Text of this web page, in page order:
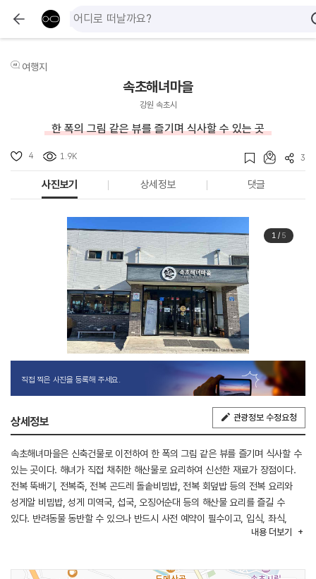
여행지
속초해녀마을
강원 속초시
한 폭의 그림 같은 뷰를 즐기며 식사할 수 있는 곳
4 1.9K 3
사진보기 상세정보 댓글
1/ 5
직접 찍은 사진을 등록해 주세요.
상세정보 관광정보 수정요청
속초해녀마을은 신축건물로 이전하여 한 폭의 그림 같은 뷰를 즐기며 식사할 수
있는 곳이다. 해녀가 직접 채취한 해산물로 요리하여 신선한 재료가 장점이다.
전복 뚝배기, 전복죽, 전복 곤드레 돌솥비빔밥, 전복 회덮밥 등의 전복 요리와
성게알 비빔밥, 성게 미역국, 섭국, 오징어순대 등의 해산물 요리를 즐길 수
있다. 반려동물 동반할 수 있으나 반드시 사전 예약이 필수이고, 입식, 좌식,
아기 침대가 구비되어 있어 가족 식사 장소로 좋다. 아침 식사도 가능하다.
내용 더보기